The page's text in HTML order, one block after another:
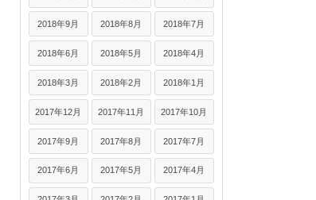
2018年9月 2018年8月 2018年7月
2018年6月 2018年5月 2018年4月
2018年3月 2018年2月 2018年1月
2017年12月 2017年11月 2017年10月
2017年9月 2017年8月 2017年7月
2017年6月 2017年5月 2017年4月